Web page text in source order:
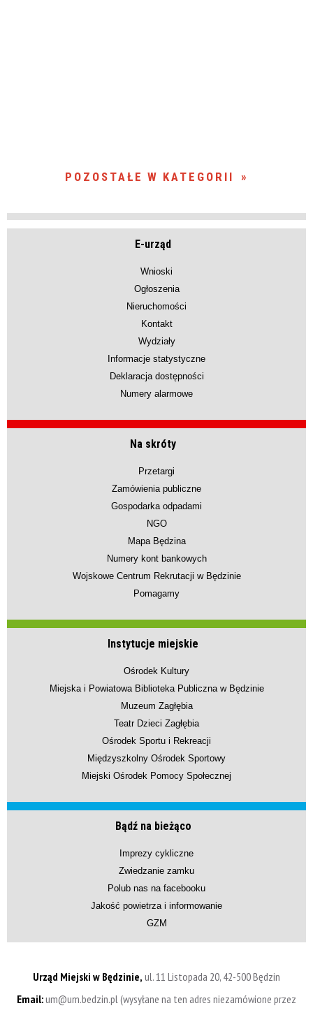
POZOSTAŁE W KATEGORII
E-urząd
Wnioski
Ogłoszenia
Nieruchomości
Kontakt
Wydziały
Informacje statystyczne
Deklaracja dostępności
Numery alarmowe
Na skróty
Przetargi
Zamówienia publiczne
Gospodarka odpadami
NGO
Mapa Będzina
Numery kont bankowych
Wojskowe Centrum Rekrutacji w Będzinie
Pomagamy
Instytucje miejskie
Ośrodek Kultury
Miejska i Powiatowa Biblioteka Publiczna w Będzinie
Muzeum Zagłębia
Teatr Dzieci Zagłębia
Ośrodek Sportu i Rekreacji
Międzyszkolny Ośrodek Sportowy
Miejski Ośrodek Pomocy Społecznej
Bądź na bieżąco
Imprezy cykliczne
Zwiedzanie zamku
Polub nas na facebooku
Jakość powietrza i informowanie
GZM
Urząd Miejski w Będzinie, ul. 11 Listopada 20, 42-500 Będzin
Email:um@um.bedzin.pl (wysyłane na ten adres niezamówione przez